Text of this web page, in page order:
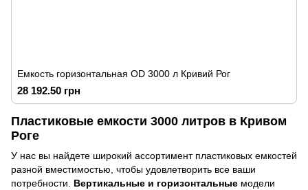
Емкость горизонтальная OD 3000 л Кривий Рог
28 192.50 грн
Пластиковые емкости 3000 литров в Кривом
Роге
У нас вы найдете широкий ассортимент пластиковых емкостей
разной вместимостью, чтобы удовлетворить все ваши
потребности. Вертикальные и горизонтальные модели